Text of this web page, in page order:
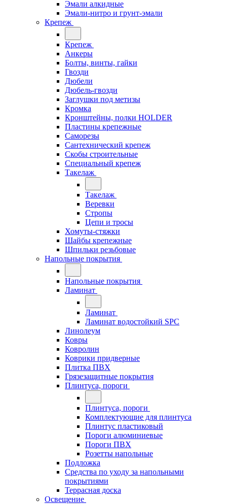
Эмали алкидные
Эмали-нитро и грунт-эмали
Крепеж
Крепеж
Анкеры
Болты, винты, гайки
Гвозди
Дюбели
Дюбель-гвозди
Заглушки под метизы
Кромка
Кронштейны, полки НОLDER
Пластины крепежные
Саморезы
Сантехнический крепеж
Скобы строительные
Специальный крепеж
Такелаж
Такелаж
Веревки
Стропы
Цепи и тросы
Хомуты-стяжки
Шайбы крепежные
Шпильки резьбовые
Напольные покрытия
Напольные покрытия
Ламинат
Ламинат
Ламинат водостойкий SPC
Линолеум
Ковры
Ковролин
Коврики придверные
Плитка ПВХ
Грязезащитные покрытия
Плинтуса, пороги
Плинтуса, пороги
Комплектующие для плинтуса
Плинтус пластиковый
Пороги алюминиевые
Пороги ПВХ
Розетты напольные
Подложка
Средства по уходу за напольными
покрытиями
Террасная доска
Освещение